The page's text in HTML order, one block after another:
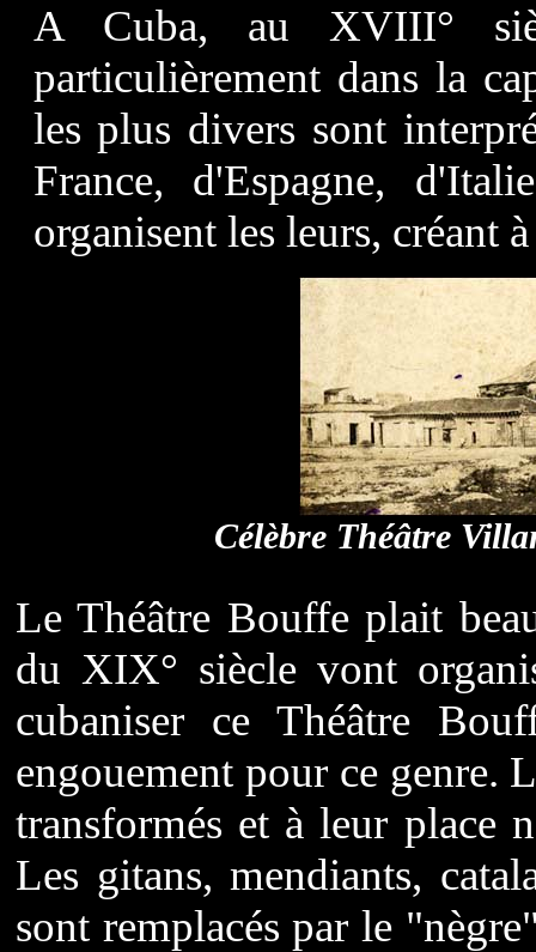
A Cuba, au XVIII°
particulièrement dans la
les plus divers sont
France, d'Espagne,
organisent les leurs, créant
Célèbre Théâtre
Le Théâtre Bouffe plait
du XIX° siècle vont
cubaniser ce Théâtre
engouement pour ce genre.
transformés et à leur place
Les gitans, mendiants,
sont remplacés par le